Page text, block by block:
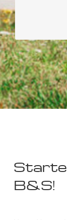
Starte
B&S!